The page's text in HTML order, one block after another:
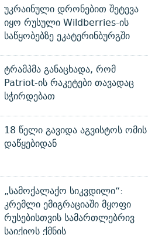
უკრაინული დრონებით შეტევა
იყო რუსული Wildberries-ის
საწყობებზე ეკატერინბურგში
ტრამპმა განაცხადა, რომ
Patriot-ის რაკეტები თავადაც
სჭირდებათ
18 წელი გავიდა აგვისტოს ომის
დაწყებიდან
„სამოქალაქო სიკვდილი“:
კრემლი ემიგრაციაში მყოფი
რუსებისთვის სამართლებრივ
საიქიოს ქმნის